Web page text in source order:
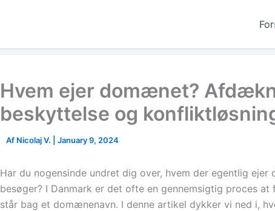
Hvem ejer domænet?
beskyttelse og
Af Nicolaj V. January 9, 2024
Har du nogensinde undret dig over, hvem der egentlig ejer
besøger? I Danmark er det ofte en gennemsigtig proces at
står bag et domænenavn. I denne artikel dykker vi ned i,